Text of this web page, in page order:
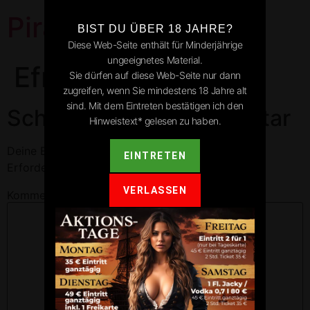
Pirates Park
Efringen-Kirchen
Schreibe einen Kommentar
Deine E-Mail-Adresse wird nicht veröffentlicht.
BIST DU ÜBER 18 JAHRE?
Diese Web-Seite enthält für Minderjährige
ungeeignetes Material.
Sie dürfen auf diese Web-Seite nur dann
zugreifen, wenn Sie mindestens 18 Jahre alt
sind. Mit dem Eintreten bestätigen ich den
Hinweistext* gelesen zu haben.
EINTRETEN
VERLASSEN